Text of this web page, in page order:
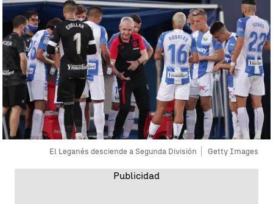
El Leganés desciende a Segunda División Getty Images